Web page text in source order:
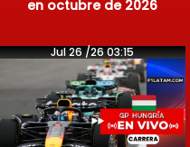
en octubre de 2026
Jul 26 /26 03:15